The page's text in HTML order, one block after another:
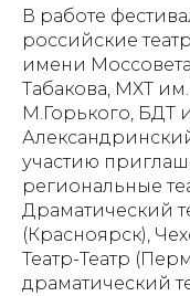
В работе
российские
имени
Табакова, МХТ
М.Горького, БДТ
участию
региональные
Драматический
(Красноярск),
Театр-Театр
драматический